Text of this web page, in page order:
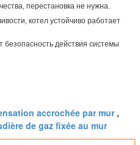
перестановка не нужна.
котел устойчиво работает
действия системы
accrochée par mur,
de gaz fixée au mur